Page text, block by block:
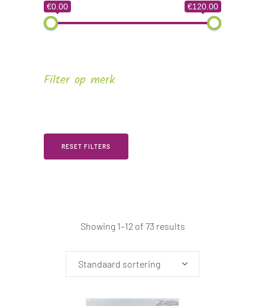
€0.00 €120.00
Filter op merk
RESET FILTERS
Showing 1–12 of 73 results
Standaard sortering